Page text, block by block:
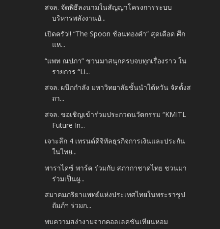
สจล. จัดพิธีลงนามในสัญญาโครงการระบบ
บริหารพลังงานอั...
เปิดครัว!! “The Spoon ช้อนทองคำ” สุดเดือด ศึก
แห...
“แพท ณปภา” ชวนมาสนุกครบจบทุกเรื่องราว ใน
รายการ “Li...
สจล. ผนึกกำลัง มหาวิทยาลัยชั้นนำไต้หวัน จัดตั้งส
ถา...
สจล. ขอเชิญเข้าร่วมประกวดนวัตกรรม “KMITL
Future In...
เจาะลึก 4 เทรนด์ดิจิทัลธุรกิจการเงินและประกัน
ในไทย...
พาราไดซ์ พาร์ค ร่วมกับ สภากาชาดไทย ชวนมา
ร่วมเป็นผู...
สมาคมภริยาแพทย์แห่งประเทศไทยในพระราชูป
ถัมภ์ฯ ร่วมก...
พบความสง่างามจากคอลเลคชันเทียนหอม